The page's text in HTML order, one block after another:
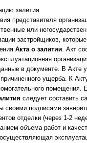
залития.
представителя
или
застройщиков,
Акта о залитии. Акт
в документе. В Акте
ущерба. К
помещения.
следует составить
своими подписями
отделки (через 1-2
объема работ и